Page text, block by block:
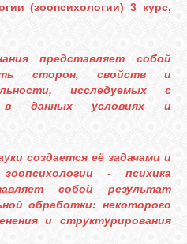
(зоопсихологии) 3 курс,
представляет собой
сторон, свойств и
исследуемых с
в данных условиях и
создается её задачами и
- психика
собой результат
обработки: некоторого
и структурирования